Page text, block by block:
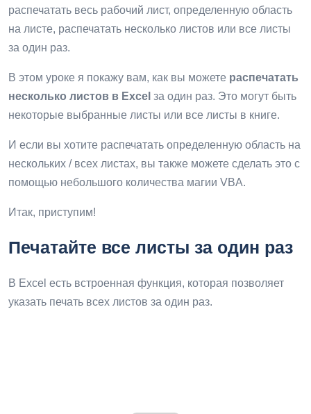
распечатать весь рабочий лист, определенную область
на листе, распечатать несколько листов или все листы
за один раз.
В этом уроке я покажу вам, как вы можете распечатать
несколько листов в Excel за один раз. Это могут быть
некоторые выбранные листы или все листы в книге.
И если вы хотите распечатать определенную область на
нескольких / всех листах, вы также можете сделать это с
помощью небольшого количества магии VBA.
Итак, приступим!
Печатайте все листы за один раз
В Excel есть встроенная функция, которая позволяет
указать печать всех листов за один раз.